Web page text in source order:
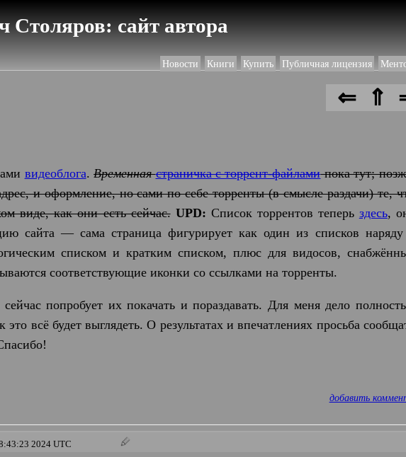
Столяров: сайт автора
Новости Книги Купить Публичная лицензия
⇐ ⇑
видеоблога.Временная страничка с торрент-файламипока тут;
и оформление, но сами по себе торренты (в смысле раздачи) те,
виде, как они есть сейчас. UPD: Список торрентов теперь здесь,
сайта — сама страница фигурирует как один из списков
списком и кратким списком, плюс для видосов,
соответствующие иконки со ссылками на торренты.
попробует их покачать и пораздавать. Для меня дело
всё будет выглядеть. О результатах и впечатлениях просьба
добавить
2024 UTC